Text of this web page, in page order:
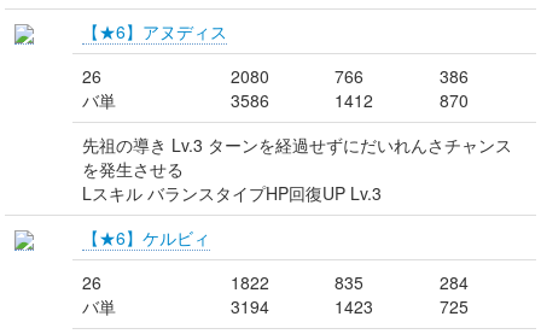
【★6】アヌディス
26
バ単
2080
3586
766
1412
386
870
先祖の導き Lv.3 ターンを経過せずにだいれんさチャンス
を発生させる
Lスキル バランスタイプHP回復UP Lv.3
【★6】ケルビィ
26
バ単
1822
3194
835
1423
284
725